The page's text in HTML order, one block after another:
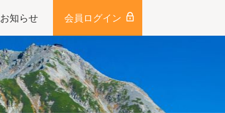
お知らせ 会員ログイン